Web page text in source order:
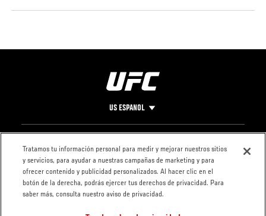
US ESPANOL
Pie
de
Página
CONTACTO
LEGAL
Condiciones
Política de
privacidad
Tratamos tu información personal para medir y mejorar nuestros sitios
y servicios, para ayudar a nuestras campañas de marketing y para
ofrecer contenido y publicidad personalizados. Al hacer clic en el
botón de la derecha, podrás ejercer tus derechos de privacidad. Para
saber más, consulta nuestro aviso de privacidad.